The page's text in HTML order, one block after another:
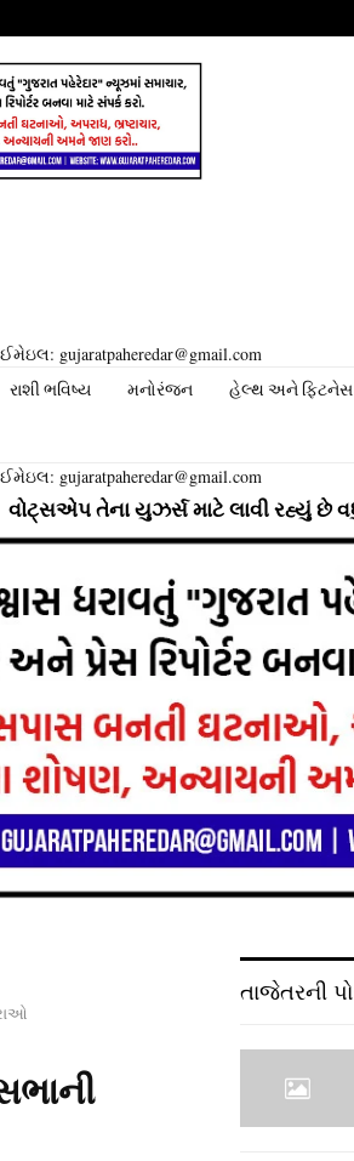
gujaratpaheredar@gmail.com
રાશી ભવિષ્ય મનોરંજન હેલ્થ અને ફિટનેસ
gujaratpaheredar@gmail.com
યુઝર્સ માટે લાવી રહ્યું છે વધુ એક
તાજેતરની